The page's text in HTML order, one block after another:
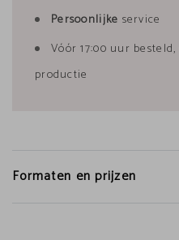
Persoonlijke service
Vóór 17:00 uur besteld,
productie
Formaten en prijzen